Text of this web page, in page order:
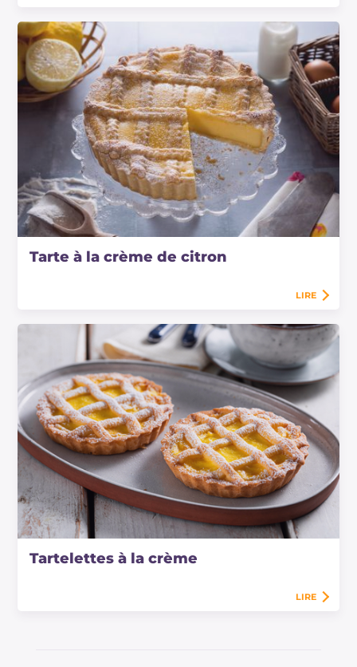
Tarte à la crème de citron
LIRE
Tartelettes à la crème
LIRE